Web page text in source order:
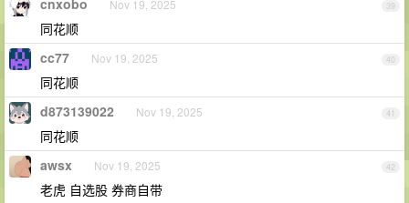
39
Nov 19, 2025
同花顺
40
cc77 Nov 19, 2025
同花顺
41
d873139022 Nov 19, 2025
同花顺
42
awsx Nov 19, 2025
老虎 自选股 券商自带